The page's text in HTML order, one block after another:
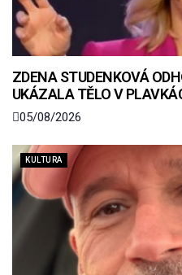
ZDENA STUDENKOVÁ
UKÁZALA TĚLO V
05/08/2026
KULTURA